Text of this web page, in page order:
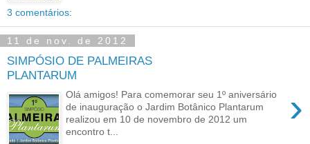
3 comentários:
11 de nov. de 2012
SIMPÓSIO DE PALMEIRAS
PLANTARUM
›
Olá amigos! Para comemorar seu 1º aniversário
de inauguração o Jardim Botânico Plantarum
realizou em 10 de novembro de 2012 um
encontro t...